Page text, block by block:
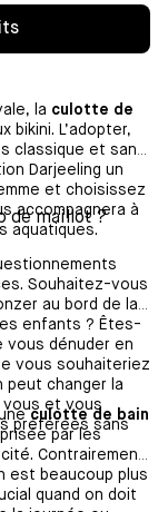
la culotte de
bikini. L’adopter,
classique et sans
Darjeeling un
et choisissez
accompagnera à
aquatiques.
de maillot ?
Souhaitez-vous
au bord de la
enfants ? Êtes-
vous dénuder en
vous souhaiteriez
peut changer la
et vous
préférées sans
culotte de bain
par les
Contrairement
est beaucoup plus
quand on doit